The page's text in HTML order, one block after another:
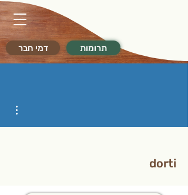
דמי חבר תרומות
dorti